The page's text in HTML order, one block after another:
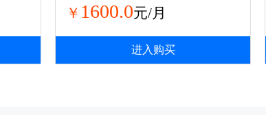
￥ 1600.0元/月
进入购买